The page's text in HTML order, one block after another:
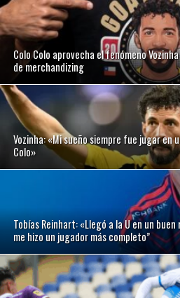
Colo Colo aprovecha el fenómeno
de merchandizing
Vozinha: «Mi sueño siempre fue jugar en
Colo»
Tobías Reinhart: «Llegó a la U en un
me hizo un jugador más completo”